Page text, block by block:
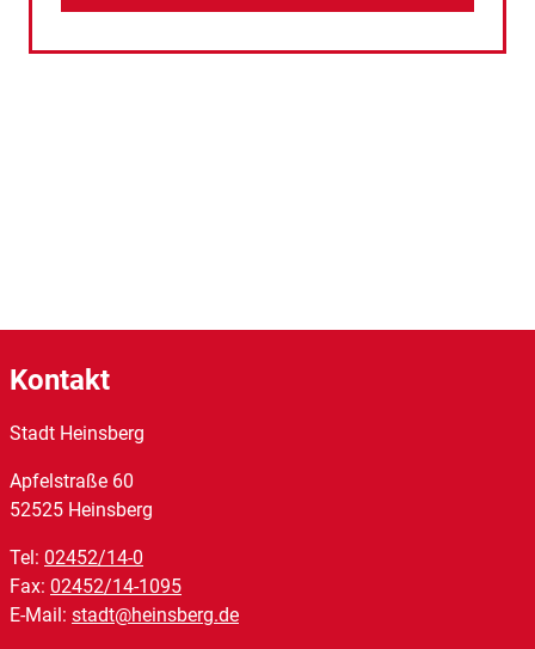
Kontakt
Stadt Heinsberg
Apfelstraße 60
52525 Heinsberg
Tel: 02452/14-0
Fax: 02452/14-1095
E-Mail: stadt@heinsberg.de